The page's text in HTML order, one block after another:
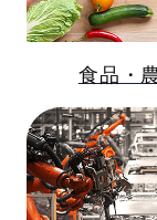
食品・